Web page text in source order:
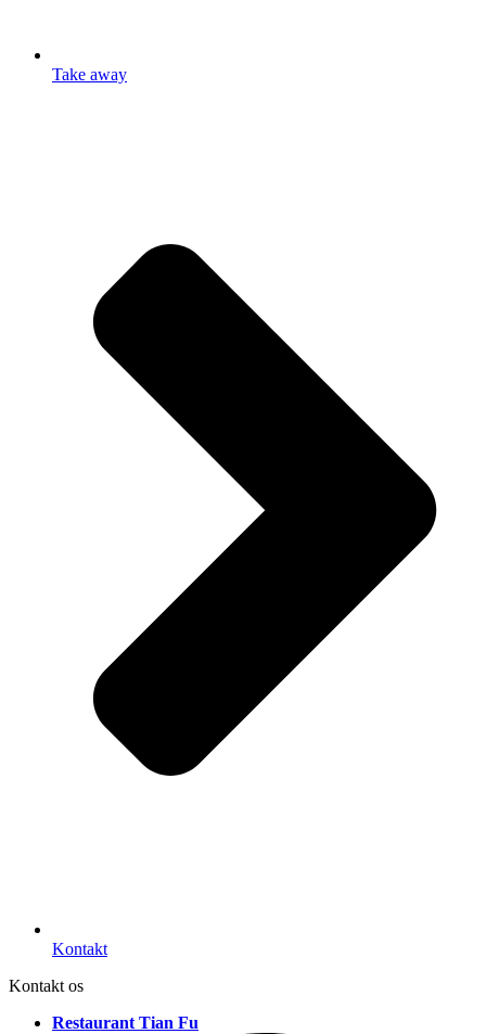
Take away
Kontakt
Kontakt os
Restaurant Tian Fu